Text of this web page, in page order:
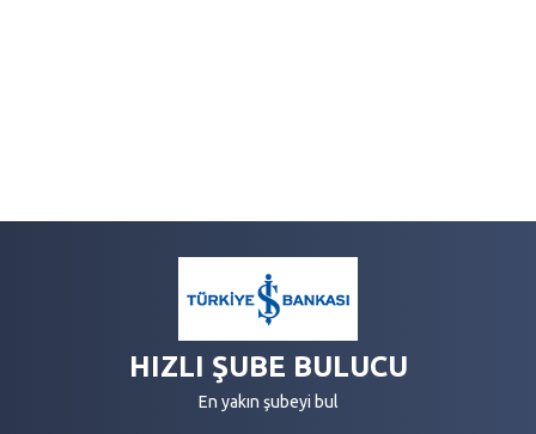
HIZLI ŞUBE BULUCU
En yakın şubeyi bul